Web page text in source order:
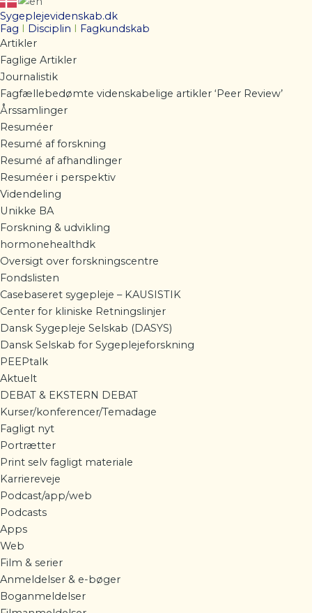
Sygeplejevidenskab.dk
Fag I Disciplin I Fagkundskab
Artikler
Faglige Artikler
Journalistik
Fagfællebedømte videnskabelige artikler ‘Peer Review’
Årssamlinger
Resuméer
Resumé af forskning
Resumé af afhandlinger
Resuméer i perspektiv
Videndeling
Unikke BA
Forskning & udvikling
hormonehealthdk
Oversigt over forskningscentre
Fondslisten
Casebaseret sygepleje – KAUSISTIK
Center for kliniske Retningslinjer
Dansk Sygepleje Selskab (DASYS)
Dansk Selskab for Sygeplejeforskning
PEEPtalk
Aktuelt
DEBAT & EKSTERN DEBAT
Kurser/konferencer/Temadage
Fagligt nyt
Portrætter
Print selv fagligt materiale
Karriereveje
Podcast/app/web
Podcasts
Apps
Web
Film & serier
Anmeldelser & e-bøger
Boganmeldelser